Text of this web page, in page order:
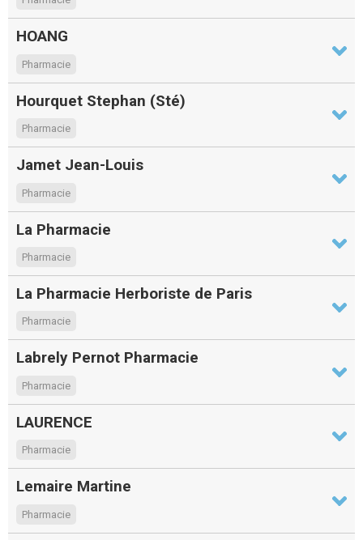
HOANG
Pharmacie
Hourquet Stephan (Sté)
Pharmacie
Jamet Jean-Louis
Pharmacie
La Pharmacie
Pharmacie
La Pharmacie Herboriste de Paris
Pharmacie
Labrely Pernot Pharmacie
Pharmacie
LAURENCE
Pharmacie
Lemaire Martine
Pharmacie